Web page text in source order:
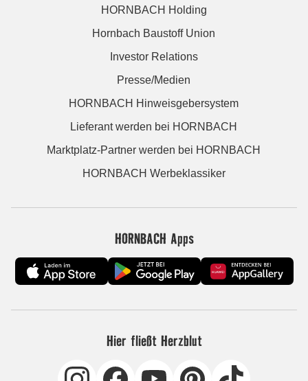
HORNBACH Holding
Hornbach Baustoff Union
Investor Relations
Presse/Medien
HORNBACH Hinweisgebersystem
Lieferant werden bei HORNBACH
Marktplatz-Partner werden bei HORNBACH
HORNBACH Werbeklassiker
HORNBACH Apps
Hier fließt Herzblut